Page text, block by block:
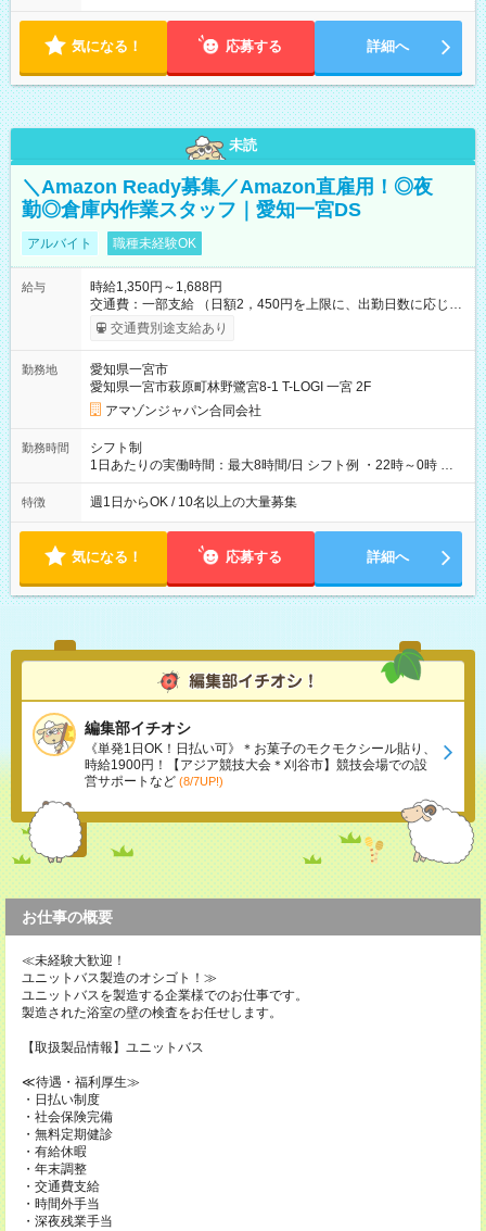
気になる！ 応募する 詳細へ
未読
＼Amazon Ready募集／Amazon直雇用！◎夜
勤◎倉庫内作業スタッフ｜愛知一宮DS
アルバイト 職種未経験OK
給与
時給1,350円～1,688円
交通費：一部支給 （日額2，450円を上限に、出勤日数に応じて
実費支給） ※22:00～翌5:00までは時給25%UP！ ■給与前払い
制度あり ※前払い額の上限あり、手数料無料（Amazon負担）
交通費別途支給あり
勤務地
愛知県一宮市
愛知県一宮市萩原町林野鷺宮8-1 T-LOGI 一宮 2F
アマゾンジャパン合同会社
勤務時間
シフト制
1日あたりの実働時間：最大8時間/日 シフト例 ・22時～0時 入
社後、就業可能シフトをご確認の上、申請してください。
特徴 週1日からOK / 10名以上の大量募集
気になる！ 応募する 詳細へ
編集部イチオシ
《単発1日OK！日払い可》＊お菓子のモクモクシール貼り、
時給1900円！【アジア競技大会＊刈谷市】競技会場での設
営サポートなど (8/7UP!)
お仕事の概要
≪未経験大歓迎！
ユニットバス製造のオシゴト！≫
ユニットバスを製造する企業様でのお仕事です。
製造された浴室の壁の検査をお任せします。
【取扱製品情報】ユニットバス
≪待遇・福利厚生≫
・日払い制度
・社会保険完備
・無料定期健診
・有給休暇
・年末調整
・交通費支給
・時間外手当
・深夜残業手当